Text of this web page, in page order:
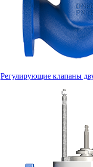
Регулирующие клапаны